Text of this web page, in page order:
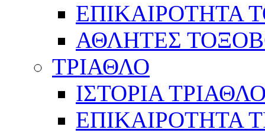
ΕΠΙΚΑΙΡΟΤΗΤΑ
ΑΘΛΗΤΕΣ
ΤΡΙΑΘΛΟ
ΙΣΤΟΡΙΑ
ΕΠΙΚΑΙΡΟΤΗΤΑ